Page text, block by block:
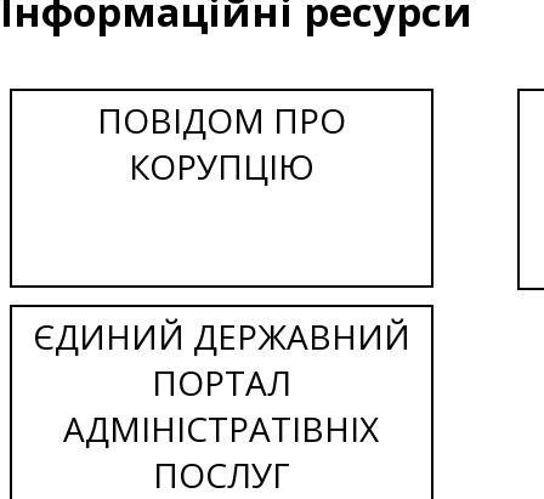
Інформаційні ресурси
ПОВІДОМ ПРО
КОРУПЦІЮ
ЄДИНИЙ ДЕРЖАВНИЙ
ПОРТАЛ
АДМІНІСТРАТІВНІХ
ПОСЛУГ